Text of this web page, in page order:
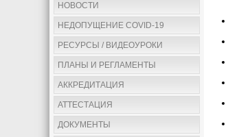
НОВОСТИ
НЕДОПУЩЕНИЕ COVID-19
РЕСУРСЫ / ВИДЕОУРОКИ
ПЛАНЫ И РЕГЛАМЕНТЫ
АККРЕДИТАЦИЯ
АТТЕСТАЦИЯ
ДОКУМЕНТЫ